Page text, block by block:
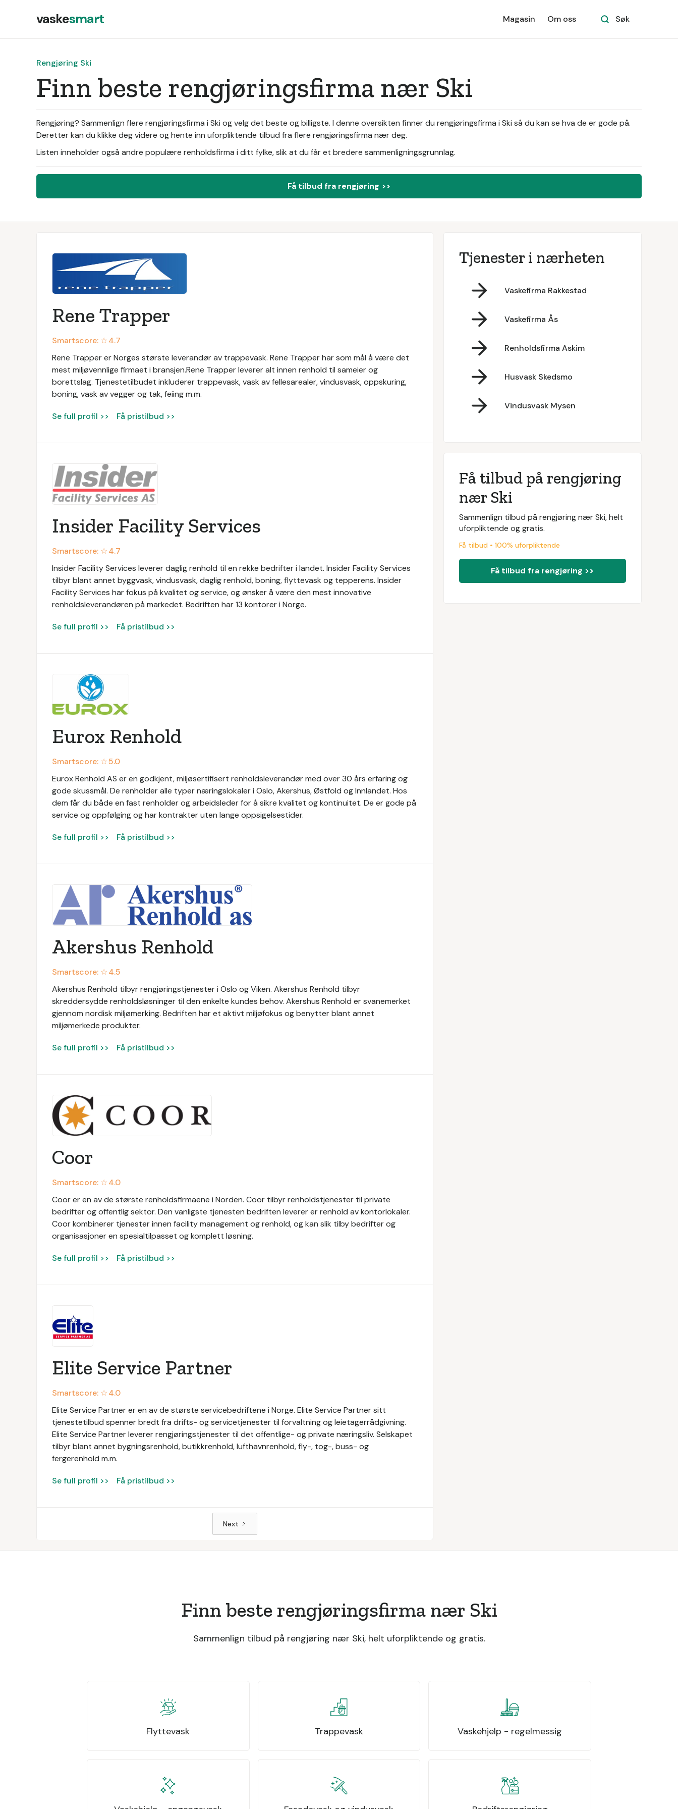
vaskesmart Magasin Om oss Søk
Rengjøring Ski
Finn beste rengjøringsfirma nær Ski
Rengjøring? Sammenlign flere rengjøringsfirma i Ski og velg det beste og billigste. I denne oversikten finner du rengjøringsfirma i Ski så du kan se hva de er gode på.
Deretter kan du klikke deg videre og hente inn uforpliktende tilbud fra flere rengjøringsfirma nær deg.
Listen inneholder også andre populære renholdsfirma i ditt fylke, slik at du får et bredere sammenligningsgrunnlag.
Få tilbud fra rengjøring >>
Rene Trapper
Smartscore: ☆4.7
Rene Trapper er Norges største leverandør av trappevask. Rene Trapper har som mål å være det
mest miljøvennlige firmaet i bransjen.Rene Trapper leverer alt innen renhold til sameier og
borettslag. Tjenestetilbudet inkluderer trappevask, vask av fellesarealer, vindusvask, oppskuring,
boning, vask av vegger og tak, feiing m.m.
Se full profil >> Få pristilbud >>
Insider Facility Services
Smartscore: ☆4.7
Insider Facility Services leverer daglig renhold til en rekke bedrifter i landet. Insider Facility Services
tilbyr blant annet byggvask, vindusvask, daglig renhold, boning, flyttevask og tepperens. Insider
Facility Services har fokus på kvalitet og service, og ønsker å være den mest innovative
renholdsleverandøren på markedet. Bedriften har 13 kontorer i Norge.
Se full profil >> Få pristilbud >>
Eurox Renhold
Smartscore: ☆5.0
Eurox Renhold AS er en godkjent, miljøsertifisert renholdsleverandør med over 30 års erfaring og
gode skussmål. De renholder alle typer næringslokaler i Oslo, Akershus, Østfold og Innlandet. Hos
dem får du både en fast renholder og arbeidsleder for å sikre kvalitet og kontinuitet. De er gode på
service og oppfølging og har kontrakter uten lange oppsigelsestider.
Se full profil >> Få pristilbud >>
Akershus Renhold
Smartscore: ☆4.5
Akershus Renhold tilbyr rengjøringstjenester i Oslo og Viken. Akershus Renhold tilbyr
skreddersydde renholdsløsninger til den enkelte kundes behov. Akershus Renhold er svanemerket
gjennom nordisk miljømerking. Bedriften har et aktivt miljøfokus og benytter blant annet
miljømerkede produkter.
Se full profil >> Få pristilbud >>
Coor
Smartscore: ☆4.0
Coor er en av de største renholdsfirmaene i Norden. Coor tilbyr renholdstjenester til private
bedrifter og offentlig sektor. Den vanligste tjenesten bedriften leverer er renhold av kontorlokaler.
Coor kombinerer tjenester innen facility management og renhold, og kan slik tilby bedrifter og
organisasjoner en spesialtilpasset og komplett løsning.
Se full profil >> Få pristilbud >>
Elite Service Partner
Smartscore: ☆4.0
Elite Service Partner er en av de største servicebedriftene i Norge. Elite Service Partner sitt
tjenestetilbud spenner bredt fra drifts- og servicetjenester til forvaltning og leietagerrådgivning.
Elite Service Partner leverer rengjøringstjenester til det offentlige- og private næringsliv. Selskapet
tilbyr blant annet bygningsrenhold, butikkrenhold, lufthavnrenhold, fly-, tog-, buss- og
fergerenhold m.m.
Se full profil >> Få pristilbud >>
Next
Tjenester i nærheten
Vaskefirma Rakkestad
Vaskefirma Ås
Renholdsfirma Askim
Husvask Skedsmo
Vindusvask Mysen
Få tilbud på rengjøring
nær Ski
Sammenlign tilbud på rengjøring nær Ski, helt
uforpliktende og gratis.
Få tilbud • 100% uforpliktende
Få tilbud fra rengjøring >>
Finn beste rengjøringsfirma nær Ski
Sammenlign tilbud på rengjøring nær Ski, helt uforpliktende og gratis.
Flyttevask Trappevask Vaskehjelp - regelmessig